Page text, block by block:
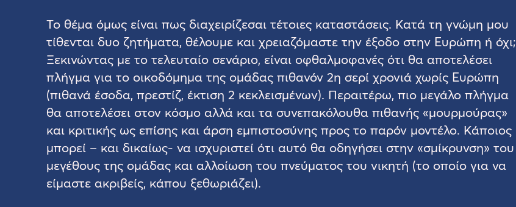
Το θέμα όμως είναι πως διαχειρίζεσαι τέτοιες καταστάσεις. Κατά τη γνώμη μου
τίθενται δυο ζητήματα, θέλουμε και χρειαζόμαστε την έξοδο στην Ευρώπη ή όχι;
Ξεκινώντας με το τελευταίο σενάριο, είναι οφθαλμοφανές ότι θα αποτελέσει
πλήγμα για το οικοδόμημα της ομάδας πιθανόν 2η σερί χρονιά χωρίς Ευρώπη
(πιθανά έσοδα, πρεστίζ, έκτιση 2 κεκλεισμένων). Περαιτέρω, πιο μεγάλο πλήγμα
θα αποτελέσει στον κόσμο αλλά και τα συνεπακόλουθα πιθανής «μουρμούρας»
και κριτικής ως επίσης και άρση εμπιστοσύνης προς το παρόν μοντέλο. Κάποιος
μπορεί – και δικαίως- να ισχυριστεί ότι αυτό θα οδηγήσει στην «σμίκρυνση» του
μεγέθους της ομάδας και αλλοίωση του πνεύματος του νικητή (το οποίο για να
είμαστε ακριβείς, κάπου ξεθωριάζει).